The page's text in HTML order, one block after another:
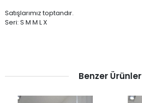
Satışlarımız toptandır.
Seri: S M M L X
Benzer Ürünler